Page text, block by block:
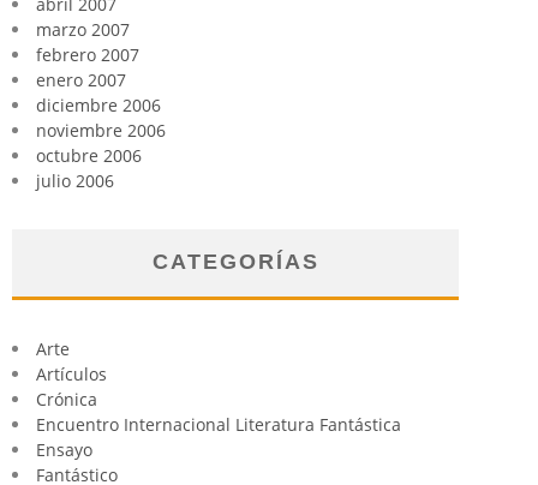
abril 2007
marzo 2007
febrero 2007
enero 2007
diciembre 2006
noviembre 2006
octubre 2006
julio 2006
CATEGORÍAS
Arte
Artículos
Crónica
Encuentro Internacional Literatura Fantástica
Ensayo
Fantástico